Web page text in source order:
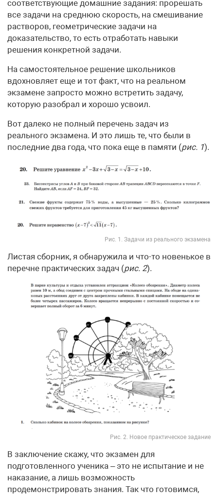
соответствующие домашние задания: прорешать
все задачи на среднюю скорость, на смешивание
растворов, геометрические задачи на
доказательство, то есть отработать навыки
решения конкретной задачи.
На самостоятельное решение школьников
вдохновляет еще и тот факт, что на реальном
экзамене запросто можно встретить задачу,
которую разобрал и хорошо усвоил.
Вот далеко не полный перечень задач из
реального экзамена. И это лишь те, что были в
последние два года, что пока еще в памяти (рис. 1).
Рис. 1. Задачи из реального экзамена
Листая сборник, я обнаружила и что-то новенькое в
перечне практических задач (рис. 2).
Рис. 2. Новое практическое задание
В заключение скажу, что экзамен для
подготовленного ученика – это не испытание и не
наказание, а лишь возможность
продемонстрировать знания. Так что готовимся,